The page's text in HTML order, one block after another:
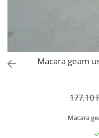
MOVANO
TIGRA-B 2004-2009
VECTRA-C 2002-2008
VIVARO
S-CROSS HYBRID 48V
VITARA 2015-prezent
VITARA Hybrid 48V 2020-
SPARK M300 2010-2018
Macara geam
177,10
Macara